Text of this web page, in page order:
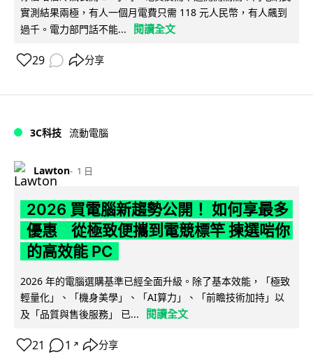
實測結果兩極，有人一個月電費只需 118 元人民幣，有人飆到
過千。電力部門話不能...
閱讀全文
29 分享
3C科技 流動電腦
Lawton 1 日
2026 買電腦新趨勢公開！ 如何享最多
優惠 從極致便攜到電競標竿 揀選啱你
的高效能 PC
2026 年的電腦選購基準已經全面升級。除了基本效能，「極致
輕量化」、「機身美學」、「AI算力」、「前瞻技術加持」以
及「品質與售後服務」 已...
閱讀全文
21 1 ↗ 分享